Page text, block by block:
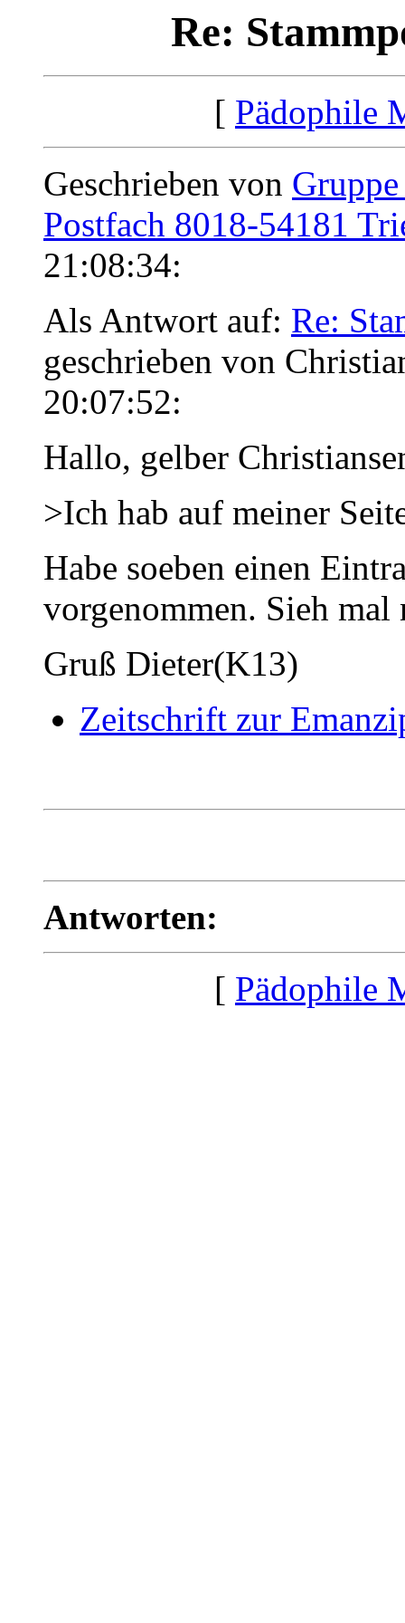
Re:
[ Pädophile
Geschrieben von
Postfach 8018-54181
21:08:34:
Als Antwort auf: Re:
geschrieben von
20:07:52:
Hallo, gelber
>Ich hab auf meiner
Habe soeben einen
vorgenommen. Sieh mal
Gruß Dieter(K13)
Zeitschrift zur
Antworten:
[ Pädophile